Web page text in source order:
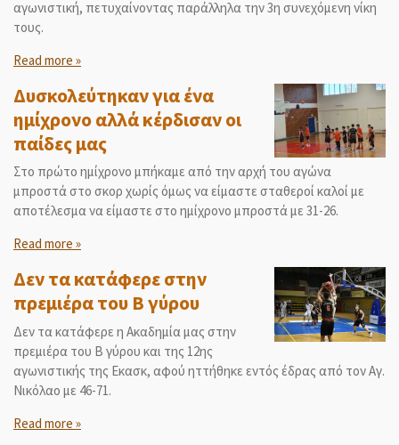
αγωνιστική, πετυχαίνοντας παράλληλα την 3η συνεχόμενη νίκη
τους.
Read more »
Δυσκολεύτηκαν για ένα
ημίχρονο αλλά κέρδισαν οι
παίδες μας
Στο πρώτο ημίχρονο μπήκαμε από την αρχή του αγώνα
μπροστά στο σκορ χωρίς όμως να είμαστε σταθεροί καλοί με
αποτέλεσμα να είμαστε στο ημίχρονο μπροστά με 31-26.
Read more »
Δεν τα κατάφερε στην
πρεμιέρα του Β γύρου
Δεν τα κατάφερε η Ακαδημία μας στην
πρεμιέρα του Β γύρου και της 12ης
αγωνιστικής της Εκασκ, αφού ηττήθηκε εντός έδρας από τον Αγ.
Νικόλαο με 46-71.
Read more »